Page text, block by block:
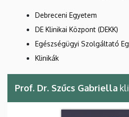
Debreceni Egyetem
DE Klinikai Központ (DEKK)
Egészségügyi Szolgáltató
Klinikák
Prof. Dr. Szűcs Gabriella